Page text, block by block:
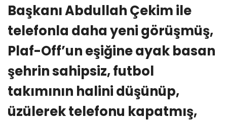
Başkanı Abdullah Çekim ile
telefonla daha yeni görüşmüş,
Plaf-Off’un eşiğine ayak basan
şehrin sahipsiz, futbol
takımının halini düşünüp,
üzülerek telefonu kapatmış,